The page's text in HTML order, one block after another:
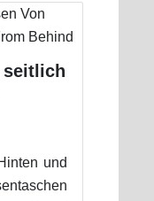
seitlich
und